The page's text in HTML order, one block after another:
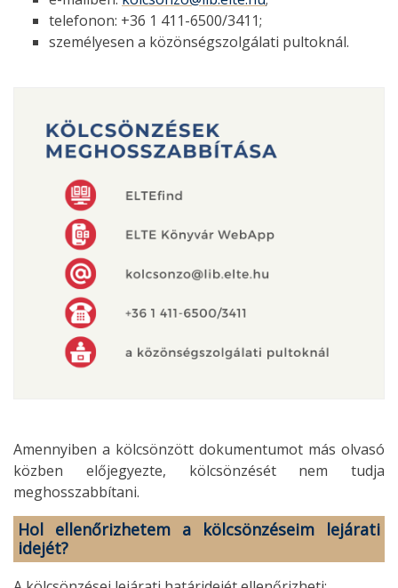
telefonon: +36 1 411-6500/3411;
személyesen a közönségszolgálati pultoknál.
Amennyiben a kölcsönzött dokumentumot más olvasó
közben előjegyezte, kölcsönzését nem tudja
meghosszabbítani.
Hol ellenőrizhetem a kölcsönzéseim lejárati
idejét?